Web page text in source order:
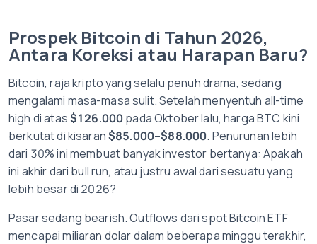
Prospek Bitcoin di Tahun 2026,
Antara Koreksi atau Harapan Baru?
Bitcoin, raja kripto yang selalu penuh drama, sedang
mengalami masa-masa sulit. Setelah menyentuh all-time
high di atas$126.000 pada Oktober lalu, harga BTC kini
berkutat di kisaran$85.000–$88.000. Penurunan lebih
dari 30% ini membuat banyak investor bertanya: Apakah
ini akhir dari bull run, atau justru awal dari sesuatu yang
lebih besar di 2026?
Pasar sedang bearish. Outflows dari spot Bitcoin ETF
mencapai miliaran dolar dalam beberapa minggu terakhir,